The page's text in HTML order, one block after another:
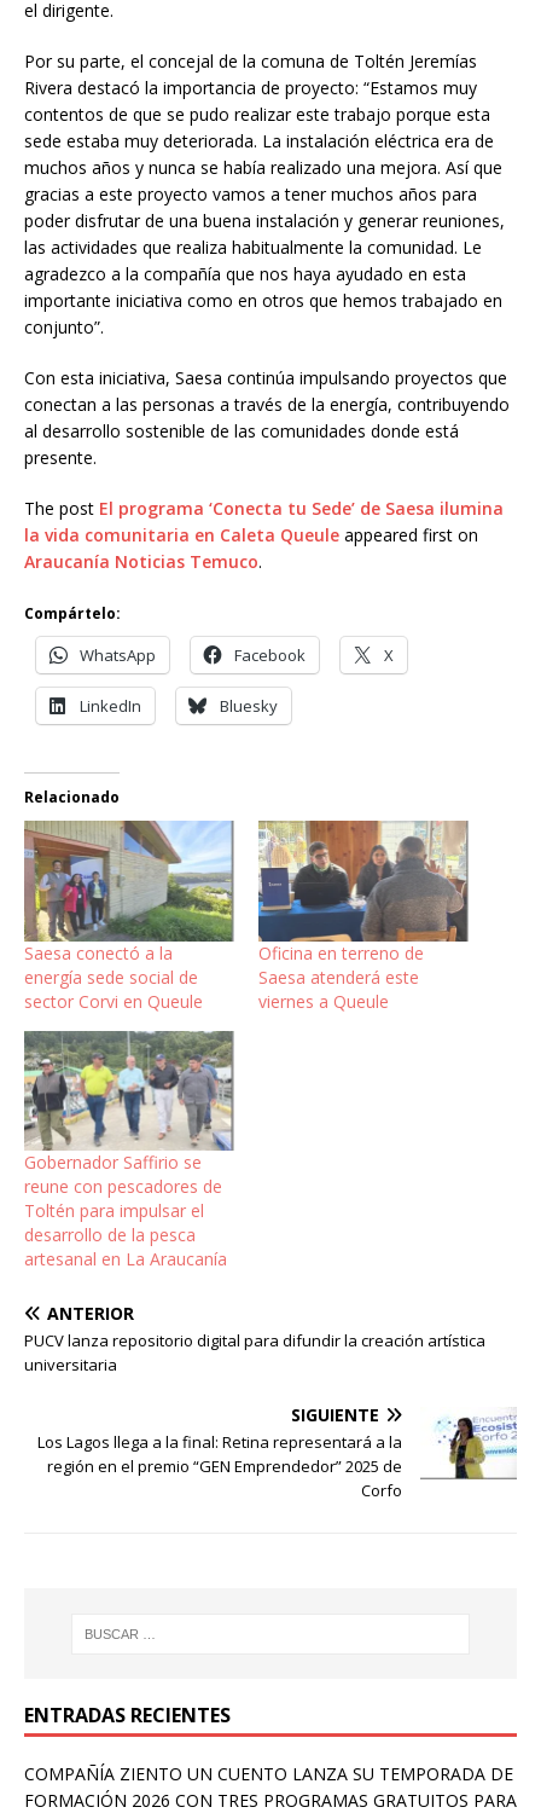
el dirigente.
Por su parte, el concejal de la comuna de Toltén Jeremías
Rivera destacó la importancia de proyecto: “Estamos muy
contentos de que se pudo realizar este trabajo porque esta
sede estaba muy deteriorada. La instalación eléctrica era de
muchos años y nunca se había realizado una mejora. Así que
gracias a este proyecto vamos a tener muchos años para
poder disfrutar de una buena instalación y generar reuniones,
las actividades que realiza habitualmente la comunidad. Le
agradezco a la compañía que nos haya ayudado en esta
importante iniciativa como en otros que hemos trabajado en
conjunto”.
Con esta iniciativa, Saesa continúa impulsando proyectos que
conectan a las personas a través de la energía, contribuyendo
al desarrollo sostenible de las comunidades donde está
presente.
The post El programa ‘Conecta tu Sede’ de Saesa ilumina
la vida comunitaria en Caleta Queule appeared first on
Araucanía Noticias Temuco.
Compártelo:
WhatsApp Facebook X
LinkedIn Bluesky
Relacionado
Saesa conectó a la
energía sede social de
sector Corvi en Queule
Oficina en terreno de
Saesa atenderá este
viernes a Queule
Gobernador Saffirio se
reune con pescadores de
Toltén para impulsar el
desarrollo de la pesca
artesanal en La Araucanía
ANTERIOR
PUCV lanza repositorio digital para difundir la creación artística
universitaria
SIGUIENTE
Los Lagos llega a la final: Retina representará a la
región en el premio “GEN Emprendedor” 2025 de
Corfo
ENTRADAS RECIENTES
COMPAÑÍA ZIENTO UN CUENTO LANZA SU TEMPORADA DE
FORMACIÓN 2026 CON TRES PROGRAMAS GRATUITOS PARA